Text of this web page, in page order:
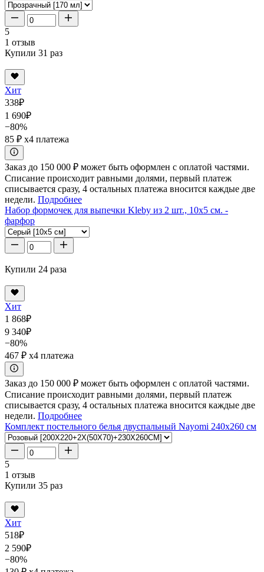
5
1 отзыв
Купили 31 раз
Хит
338₽
1 690₽
−80%
85 ₽ x4 платежа
Заказ до 150 000 ₽ может быть оформлен с оплатой частями.
Списание происходит равными долями, первый платеж
списывается сразу, 4 остальных платежа вносится каждые две
недели. Подробнее
Набор формочек для выпечки Kleby из 2 шт., 10x5 см. -
фарфор
Купили 24 раза
Хит
1 868₽
9 340₽
−80%
467 ₽ x4 платежа
Заказ до 150 000 ₽ может быть оформлен с оплатой частями.
Списание происходит равными долями, первый платеж
списывается сразу, 4 остальных платежа вносится каждые две
недели. Подробнее
Комплект постельного белья двуспальный Nayomi 240x260 см
5
1 отзыв
Купили 35 раз
Хит
518₽
2 590₽
−80%